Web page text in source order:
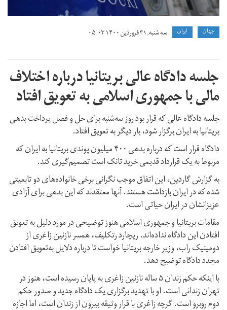
جهان ايران سه شنبه, ۳۱ فروردین ۱۴۰۰ ۰۵:۰۳
جلسه دادگاه عالی بریتانیا درباره اختلاف
مالی با جمهوری اسلامی به تعویق افتاد
جلسه دادگاه عالی که قرار بود روز سه‌شنبه برای حل و فصل پرداخت بدهی
بریتانیا به ایران برگزار شود، بار دیگر به تعویق افتاد.
دادگاه قرار است که درباره بدهی ۴۰۰ میلیون پوندی بریتانیا به ایران که
مربوط به یک قرارداد قدیمی خرید تانک است تصمیم‌گیری کند.
به گزارش گاردین، این اتفاق موجب نگرانی برخی خانواده‌های دو تابعیتی
شده که در ایران بازداشت هستند. آنها معتقدند که این بدهی برای آزادی
عزیزانشان در ایران حیاتی است.
مقامات بریتانیا و جمهوری اسلامی هنوز توضیحی در مورد دلیل به تعویق
افتادن این دادگاه نداده‌اند. ریچارد رتکلیف، همسر نازنین زاغری از
دومینیک راب، وزیر خارجه بریتانیا خواست تا درباره دلایل به‌تعویق افتادن
مجدد دادگاه توضیح دهد.
با اینکه حکم زندان ۵ ساله نازنین زاغری به پایان رسیده است، هنوز در
تهران زندانی است. او با تهدید برگزاری یک دادگاه جدید و صدور حکم
دوم روبرو است. گرچه زاغری با قرار وثیقه بیرون از زندان است، اما اجازه